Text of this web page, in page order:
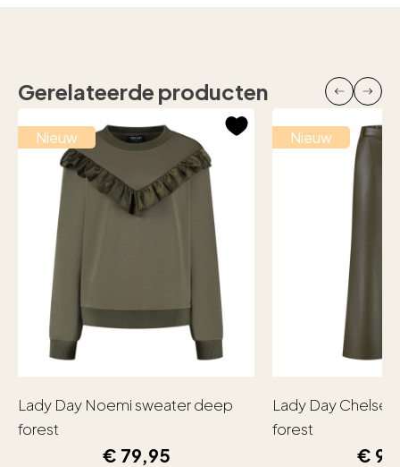
Gerelateerde producten
Nieuw
Lady Day Noemi sweater deep
forest
€ 79,95
Nieuw
Lady Day
forest
€